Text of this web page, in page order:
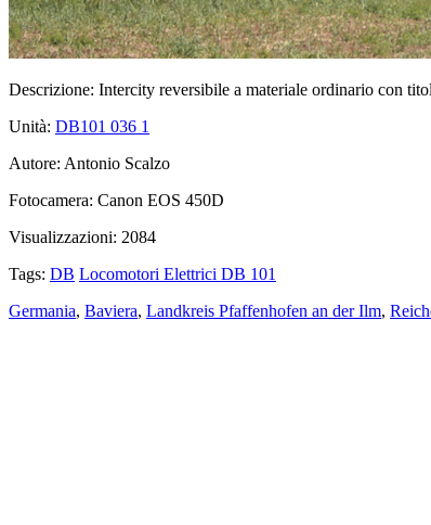
Descrizione: Intercity reversibile a materiale ordinario con
Unità: DB101 036 1
Autore: Antonio Scalzo
Fotocamera: Canon EOS 450D
Visualizzazioni: 2084
Tags: DB Locomotori Elettrici DB 101
Germania, Baviera, Landkreis Pfaffenhofen an der Ilm,